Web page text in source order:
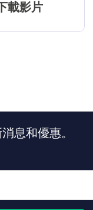
載影片
息和優惠。